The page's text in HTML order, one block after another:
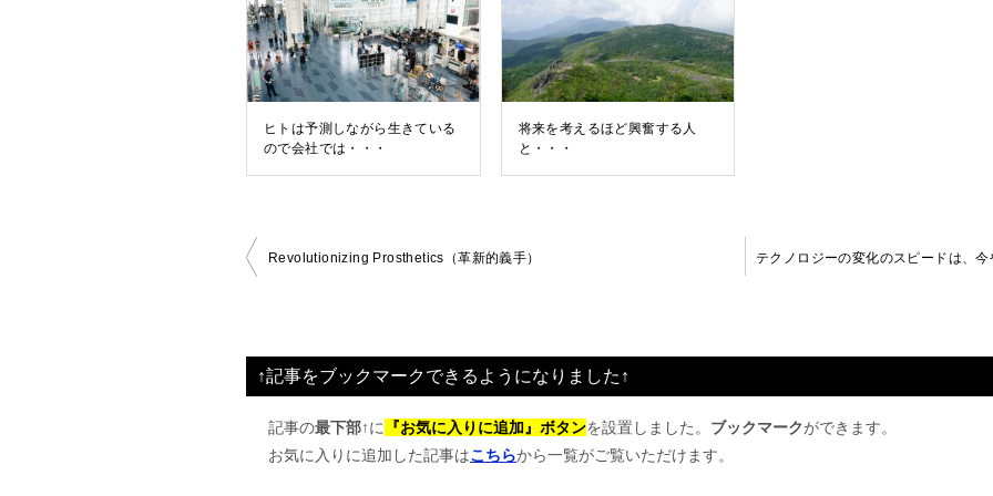
ヒトは予測しながら生きている
ので会社では・・・
将来を考えるほど興奮する人
と・・・
投
ビ
ゲ
ー
シ
Revolutionizing Prosthetics（革新的義手）
↑記事をブックマークできるようになりました↑
記事の最下部↑に 『お気に入りに追加』ボタンを設置しました。 ブックマークができます。
お気に入りに追加した記事はこちらから一覧がご覧いただけます。